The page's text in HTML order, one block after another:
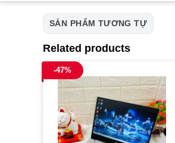
SẢN PHẨM TƯƠNG TỰ
Related products
-47%